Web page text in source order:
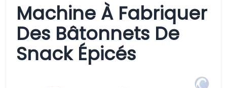
Machine À Fabriquer
Des Bâtonnets De
Snack Épicés